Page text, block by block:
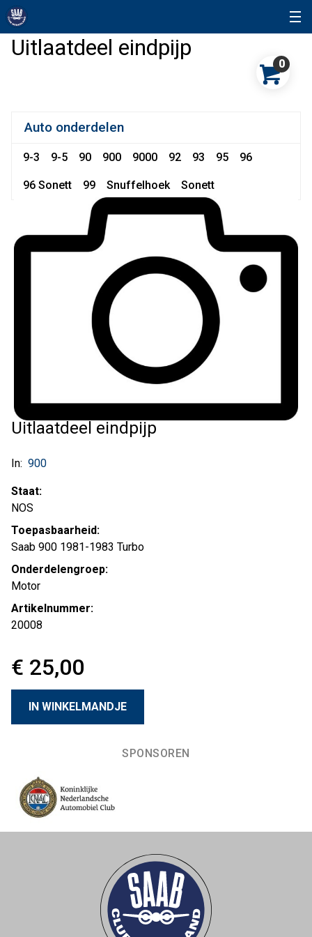
Uitlaatdeel eindpijp
0
Auto onderdelen
9-3 9-5 90 900 9000 92 93 95 96
96 Sonett 99 Snuffelhoek Sonett
Uitlaatdeel eindpijp
In: 900
Staat:
NOS
Toepasbaarheid:
Saab 900 1981-1983 Turbo
Onderdelengroep:
Motor
Artikelnummer:
20008
€ 25,00
SPONSOREN